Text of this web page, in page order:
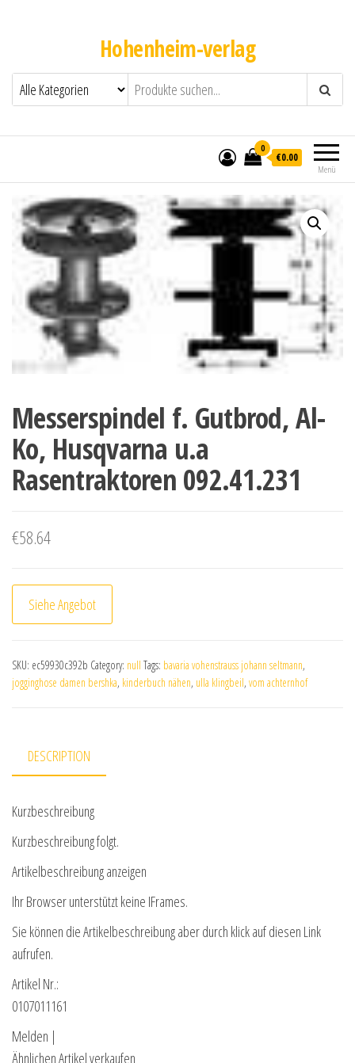
Hohenheim-verlag
Menü
0
€0.00
Messerspindel f. Gutbrod, Al-
Ko, Husqvarna u.a
Rasentraktoren 092.41.231
€58.64
Siehe Angebot
SKU: ec59930c392b Category: null Tags: bavaria vohenstrauss johann seltmann,
jogginghose damen bershka, kinderbuch nähen, ulla klingbeil, vom achternhof
DESCRIPTION
Kurzbeschreibung
Kurzbeschreibung folgt.
Artikelbeschreibung anzeigen
Ihr Browser unterstützt keine IFrames.
Sie können die Artikelbeschreibung aber durch klick auf diesen Link
aufrufen.
Artikel Nr.:
0107011161
Melden |
Ähnlichen Artikel verkaufen